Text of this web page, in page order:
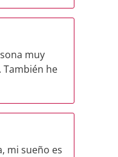
muy
he
mi sueño es